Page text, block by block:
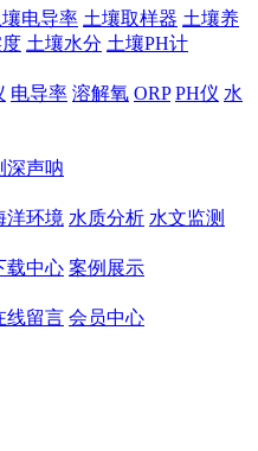
壤电导率 土壤取样器 土壤养
土壤水分 土壤PH计
电导率 溶解氧 ORP PH仪 水
深声呐
洋环境 水质分析 水文监测
载中心 案例展示
线留言 会员中心